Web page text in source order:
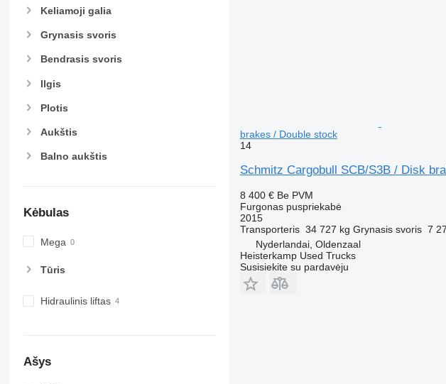
Keliamoji galia
Grynasis svoris
Bendrasis svoris
Ilgis
Plotis
Aukštis
Balno aukštis
Kėbulas
Mega
Tūris
Hidraulinis liftas
Ašys
brakes / Double stock
14
Schmitz Cargobull SCB/S3B / Disk
8 400 € Be PVM
Furgonas puspriekabė
2015
Transporteris 34 727 kg Grynasis svoris 7
Nyderlandai, Oldenzaal
Heisterkamp Used Trucks
Susisiekite su pardavėju